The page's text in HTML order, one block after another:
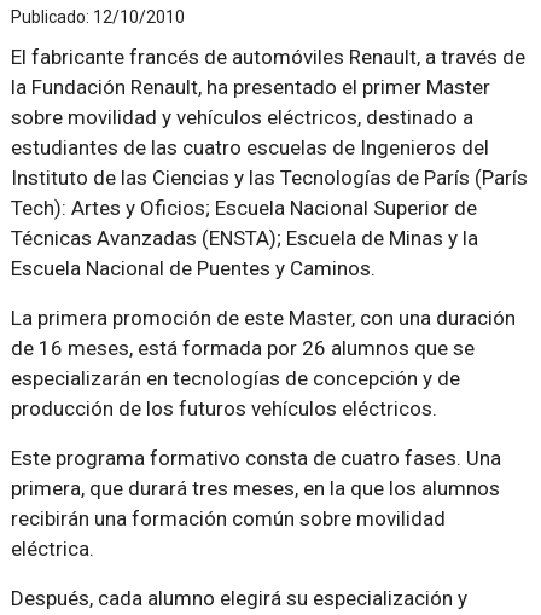
Publicado: 12/10/2010
El fabricante francés de automóviles Renault, a través de
la Fundación Renault, ha presentado el primer Master
sobre movilidad y vehículos eléctricos, destinado a
estudiantes de las cuatro escuelas de Ingenieros del
Instituto de las Ciencias y las Tecnologías de París (París
Tech): Artes y Oficios; Escuela Nacional Superior de
Técnicas Avanzadas (ENSTA); Escuela de Minas y la
Escuela Nacional de Puentes y Caminos.
La primera promoción de este Master, con una duración
de 16 meses, está formada por 26 alumnos que se
especializarán en tecnologías de concepción y de
producción de los futuros vehículos eléctricos.
Este programa formativo consta de cuatro fases. Una
primera, que durará tres meses, en la que los alumnos
recibirán una formación común sobre movilidad
eléctrica.
Después, cada alumno elegirá su especialización y